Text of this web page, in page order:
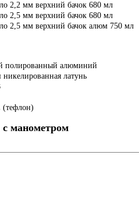
2,2 мм верхний бачок 680 мл
2,5 мм верхний бачок 680 мл
2,5 мм верхний бачок алюм 750 мл
полированный алюминий
латунь
(тефлон)
с манометром